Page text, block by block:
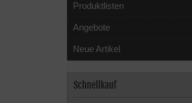
Produktlisten
Angebote
Neue Artikel
Schnellkauf